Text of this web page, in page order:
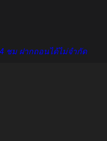
ชม ฝากถอนได้ไม่จำกัด